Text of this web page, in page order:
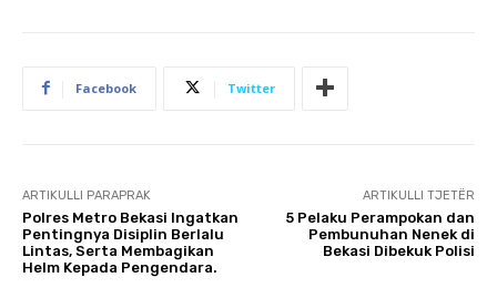
Facebook Twitter
ARTIKULLI PARAPRAK
Polres Metro Bekasi Ingatkan
Pentingnya Disiplin Berlalu
Lintas, Serta Membagikan
Helm Kepada Pengendara.
ARTIKULLI TJETËR
5 Pelaku Perampokan dan
Pembunuhan Nenek di
Bekasi Dibekuk Polisi